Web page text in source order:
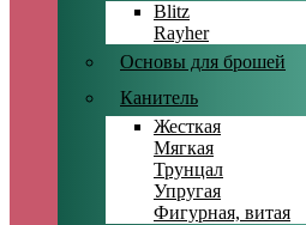
Blitz
Rayher
Основы для брошей
Канитель
Жесткая
Мягкая
Трунцал
Упругая
Фигурная, витая